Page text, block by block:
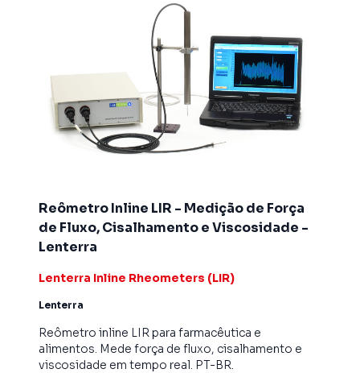
Reômetro Inline LIR - Medição de Força
de Fluxo, Cisalhamento e Viscosidade -
Lenterra
Lenterra Inline Rheometers (LIR)
Lenterra
Reômetro inline LIR para farmacêutica e
alimentos. Mede força de fluxo, cisalhamento e
viscosidade em tempo real. PT-BR.